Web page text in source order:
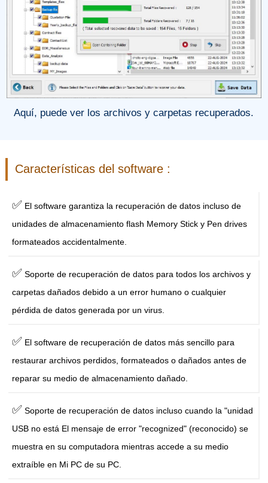
Aquí, puede ver los archivos y carpetas recuperados.
Características del software :
✅ El software garantiza la recuperación de datos incluso de
unidades de almacenamiento flash Memory Stick y Pen drives
formateados accidentalmente.
✅ Soporte de recuperación de datos para todos los archivos y
carpetas dañados debido a un error humano o cualquier
pérdida de datos generada por un virus.
✅ El software de recuperación de datos más sencillo para
restaurar archivos perdidos, formateados o dañados antes de
reparar su medio de almacenamiento dañado.
✅ Soporte de recuperación de datos incluso cuando la "unidad
USB no está El mensaje de error "recognized" (reconocido) se
muestra en su computadora mientras accede a su medio
extraíble en Mi PC de su PC.